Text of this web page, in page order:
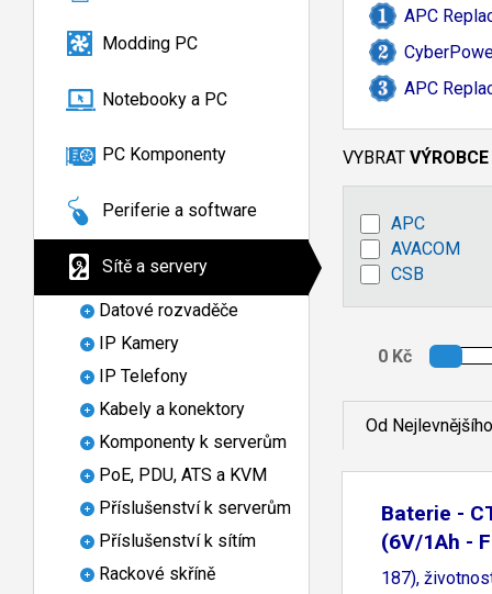
Modding PC
Notebooky a PC
PC Komponenty
Periferie a software
Sítě a servery
Datové rozvaděče
IP Kamery
IP Telefony
Kabely a konektory
Komponenty k serverům
PoE, PDU, ATS a KVM
Příslušenství k serverům
Příslušenství k sítím
Rackové skříně
APC
APC
VYBRAT VÝROBCE
APC
AVACOM
CSB
Od Nejlevnějšího
Baterie -
(6V/1Ah -
187),